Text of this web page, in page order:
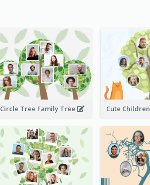
Circle Tree Family Tree